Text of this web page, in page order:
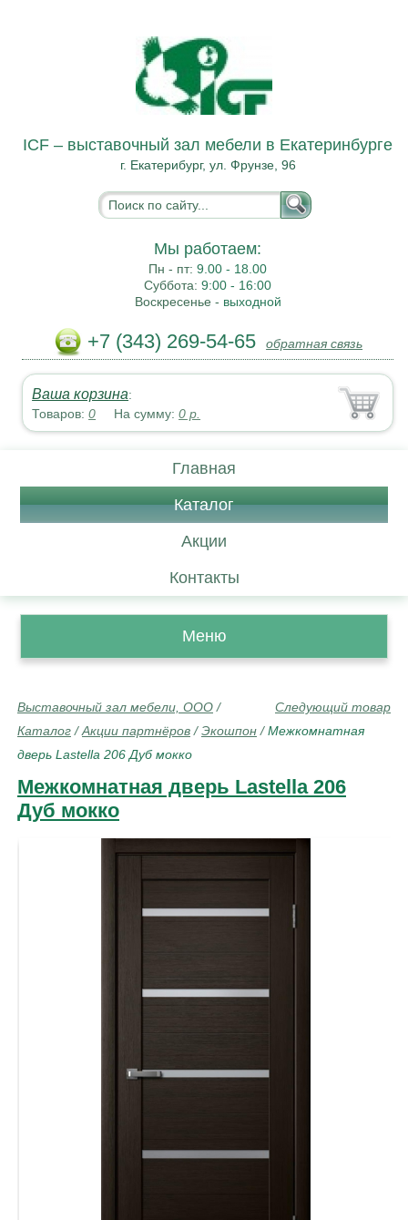
ICF – выставочный зал мебели в Екатеринбурге
г. Екатерибург, ул. Фрунзе, 96
Мы работаем:
Пн - пт:9.00 - 18.00
Суббота:9:00 - 16:00
Воскресенье - выходной
+7 (343) 269-54-65 обратная связь
Ваша корзина:
Товаров:0 На сумму:0 р.
Главная
Каталог
Акции
Контакты
Меню
Следующий товар
Выставочный зал мебели, ООО /
Каталог /Акции партнёров /Экошпон /Межкомнатная
дверь Lastella 206 Дуб мокко
Межкомнатная дверь Lastella 206
Дуб мокко